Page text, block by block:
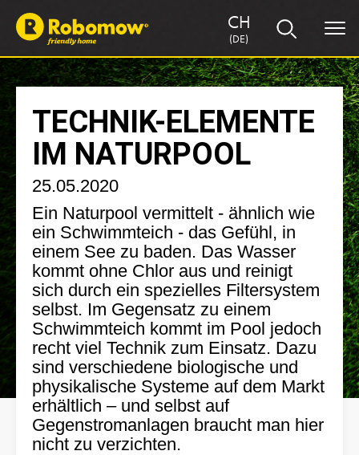
CH
(DE)
TECHNIK-ELEMENTE
IM NATURPOOL
25.05.2020
Ein Naturpool vermittelt - ähnlich wie
ein Schwimmteich - das Gefühl, in
einem See zu baden. Das Wasser
kommt ohne Chlor aus und reinigt
sich durch ein spezielles Filtersystem
selbst. Im Gegensatz zu einem
Schwimmteich kommt im Pool jedoch
recht viel Technik zum Einsatz. Dazu
sind verschiedene biologische und
physikalische Systeme auf dem Markt
erhältlich – und selbst auf
Gegenstromanlagen braucht man hier
nicht zu verzichten.